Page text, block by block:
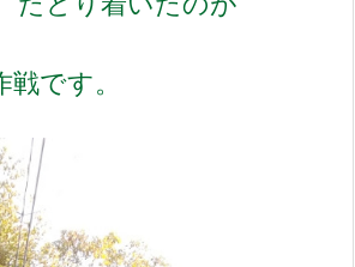
です。